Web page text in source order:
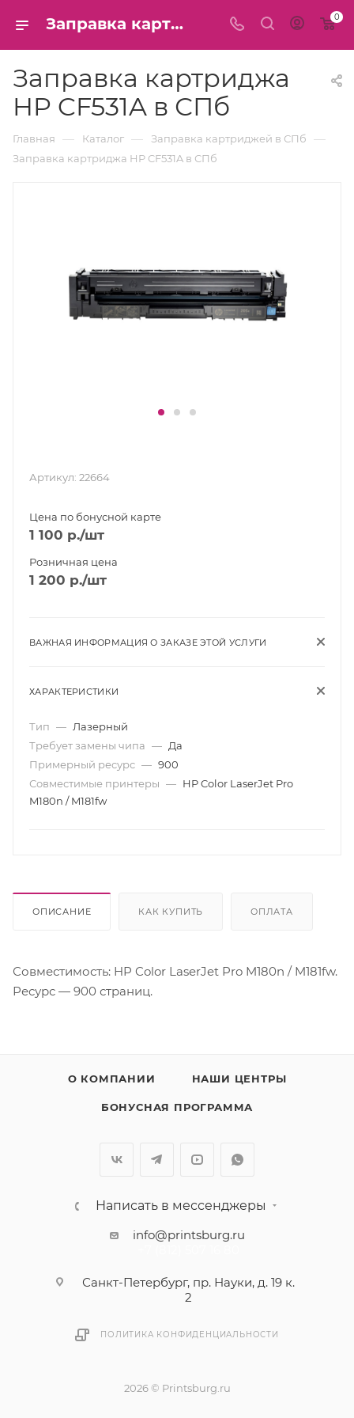
Заправка картриджа HP CF531A в СПб 0
Заправка картриджа
HP CF531A в СПб
Главная — Каталог — Заправка картриджей в СПб —
Заправка картриджа HP CF531A в СПб
Артикул: 22664
Цена по бонусной карте
1 100 р./шт
Розничная цена
1 200 р./шт
ВАЖНАЯ ИНФОРМАЦИЯ О ЗАКАЗЕ ЭТОЙ УСЛУГИ
ХАРАКТЕРИСТИКИ
Тип — Лазерный
Требует замены чипа — Да
Примерный ресурс — 900
Совместимые принтеры — HP Color LaserJet Pro
M180n / M181fw
ОПИСАНИЕ КАК КУПИТЬ ОПЛАТА
Совместимость: HP Color LaserJet Pro M180n / M181fw.
Ресурс — 900 страниц.
О КОМПАНИИ НАШИ ЦЕНТРЫ
БОНУСНАЯ ПРОГРАММА
Написать в мессенджеры
info@printsburg.ru
Санкт-Петербург, пр. Науки, д. 19 к.
2
ПОЛИТИКА КОНФИДЕНЦИАЛЬНОСТИ
2026 © Printsburg.ru